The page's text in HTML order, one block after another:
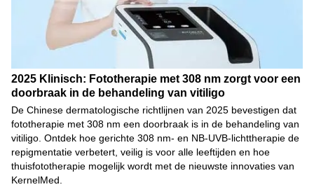
2025 Klinisch: Fototherapie met 308 nm zorgt voor een
doorbraak in de behandeling van vitiligo
De Chinese dermatologische richtlijnen van 2025 bevestigen dat
fototherapie met 308 nm een ​​doorbraak is in de behandeling van
vitiligo. Ontdek hoe gerichte 308 nm- en NB-UVB-lichttherapie de
repigmentatie verbetert, veilig is voor alle leeftijden en hoe
thuisfototherapie mogelijk wordt met de nieuwste innovaties van
KernelMed.